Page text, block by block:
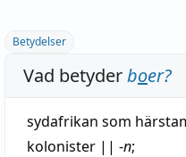
Betydelser
Vad betyderboer?
sydafrikan som
kolonister || -n;